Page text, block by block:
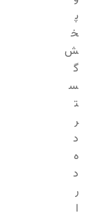
پ
خ
ش
گ
س
ت
ر
د
ه
د
ر
ا